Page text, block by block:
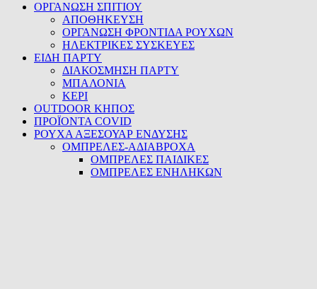
ΟΡΓΑΝΩΣΗ ΣΠΙΤΙΟΥ
ΑΠΟΘΗΚΕΥΣΗ
ΟΡΓΑΝΩΣΗ ΦΡΟΝΤΙΔΑ ΡΟΥΧΩΝ
ΗΛΕΚΤΡΙΚΕΣ ΣΥΣΚΕΥΕΣ
ΕΙΔΗ ΠΑΡΤΥ
ΔΙΑΚΟΣΜΗΣΗ ΠΑΡΤΥ
ΜΠΑΛΟΝΙΑ
ΚΕΡΙ
OUTDOOR ΚΗΠΟΣ
ΠΡΟΪΟΝΤΑ COVID
ΡΟΥΧΑ ΑΞΕΣΟΥΑΡ ΕΝΔΥΣΗΣ
ΟΜΠΡΕΛΕΣ-ΑΔΙΑΒΡΟΧΑ
ΟΜΠΡΕΛΕΣ ΠΑΙΔΙΚΕΣ
ΟΜΠΡΕΛΕΣ ΕΝΗΛΗΚΩΝ